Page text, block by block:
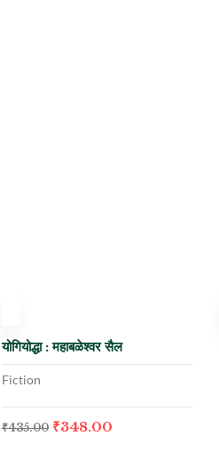
योगियोद्धा : महाबळेश्वर सैल
Fiction
₹435.00 ₹348.00